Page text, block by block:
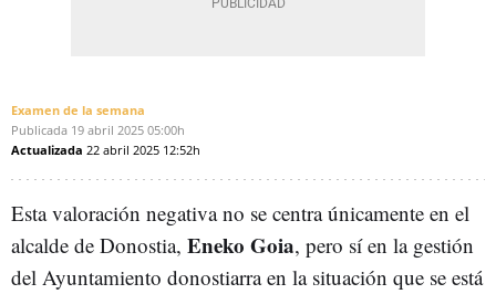
Examen de la semana
Publicada 19 abril 2025 05:00h
Actualizada 22 abril 2025 12:52h
Esta valoración negativa no se centra únicamente en el
alcalde de Donostia, Eneko Goia, pero sí en la gestión
del Ayuntamiento donostiarra en la situación que se está